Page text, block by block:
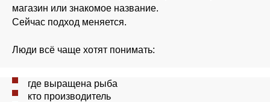
магазин или знакомое название.
Сейчас подход меняется.
Люди всё чаще хотят понимать:
где выращена рыба
кто производитель